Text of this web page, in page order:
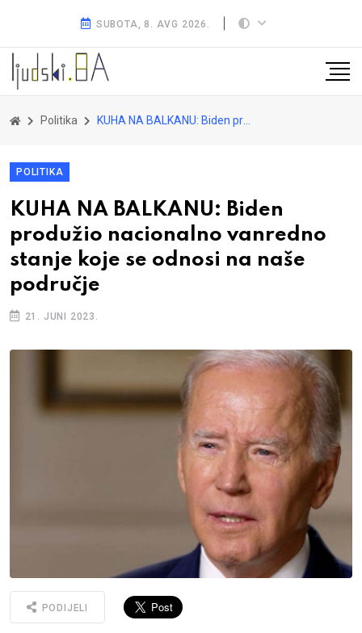
SUBOTA, 8. AVG 2026.
Politika KUHA NA BALKANU: Biden produžio nacionalno vanredno stanje koje se odnosi na naše područje
POLITIKA
KUHA NA BALKANU: Biden
produžio nacionalno vanredno
stanje koje se odnosi na naše
područje
21. JUNI 2023.
PODIJELI